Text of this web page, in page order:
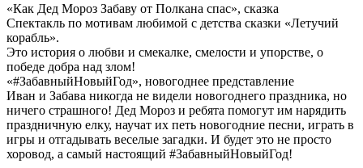
«Как Дед Мороз Забаву от Полкана спас», сказка
Спектакль по мотивам любимой с детства сказки «Летучий
корабль».
Это история о любви и смекалке, смелости и упорстве, о
победе добра над злом!
«#ЗабавныйНовыйГод», новогоднее представление
Иван и Забава никогда не видели новогоднего праздника, но
ничего страшного! Дед Мороз и ребята помогут им нарядить
праздничную елку, научат их петь новогодние песни, играть в
игры и отгадывать веселые загадки. И будет это не просто
хоровод, а самый настоящий #ЗабавныйНовыйГод!